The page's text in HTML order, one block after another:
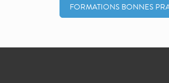
FORMATIONS BONNES